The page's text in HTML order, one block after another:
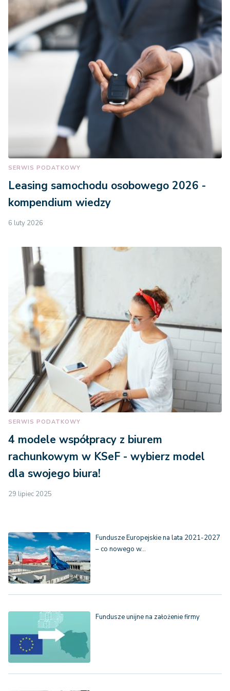
SERWIS PODATKOWY
Leasing samochodu osobowego 2026 -
kompendium wiedzy
6 luty 2026
SERWIS PODATKOWY
4 modele współpracy z biurem
rachunkowym w KSeF - wybierz model
dla swojego biura!
29 lipiec 2025
Fundusze Europejskie na lata 2021-2027
– co nowego w…
Fundusze unijne na założenie firmy